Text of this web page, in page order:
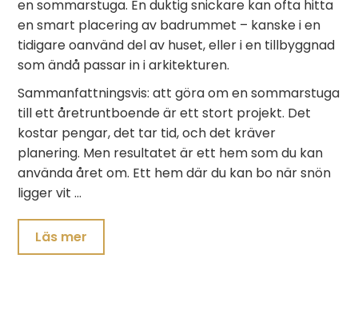
en sommarstuga. En duktig snickare kan ofta hitta
en smart placering av badrummet – kanske i en
tidigare oanvänd del av huset, eller i en tillbyggnad
som ändå passar in i arkitekturen.
Sammanfattningsvis: att göra om en sommarstuga
till ett åretruntboende är ett stort projekt. Det
kostar pengar, det tar tid, och det kräver
planering. Men resultatet är ett hem som du kan
använda året om. Ett hem där du kan bo när snön
ligger vit …
Läs mer